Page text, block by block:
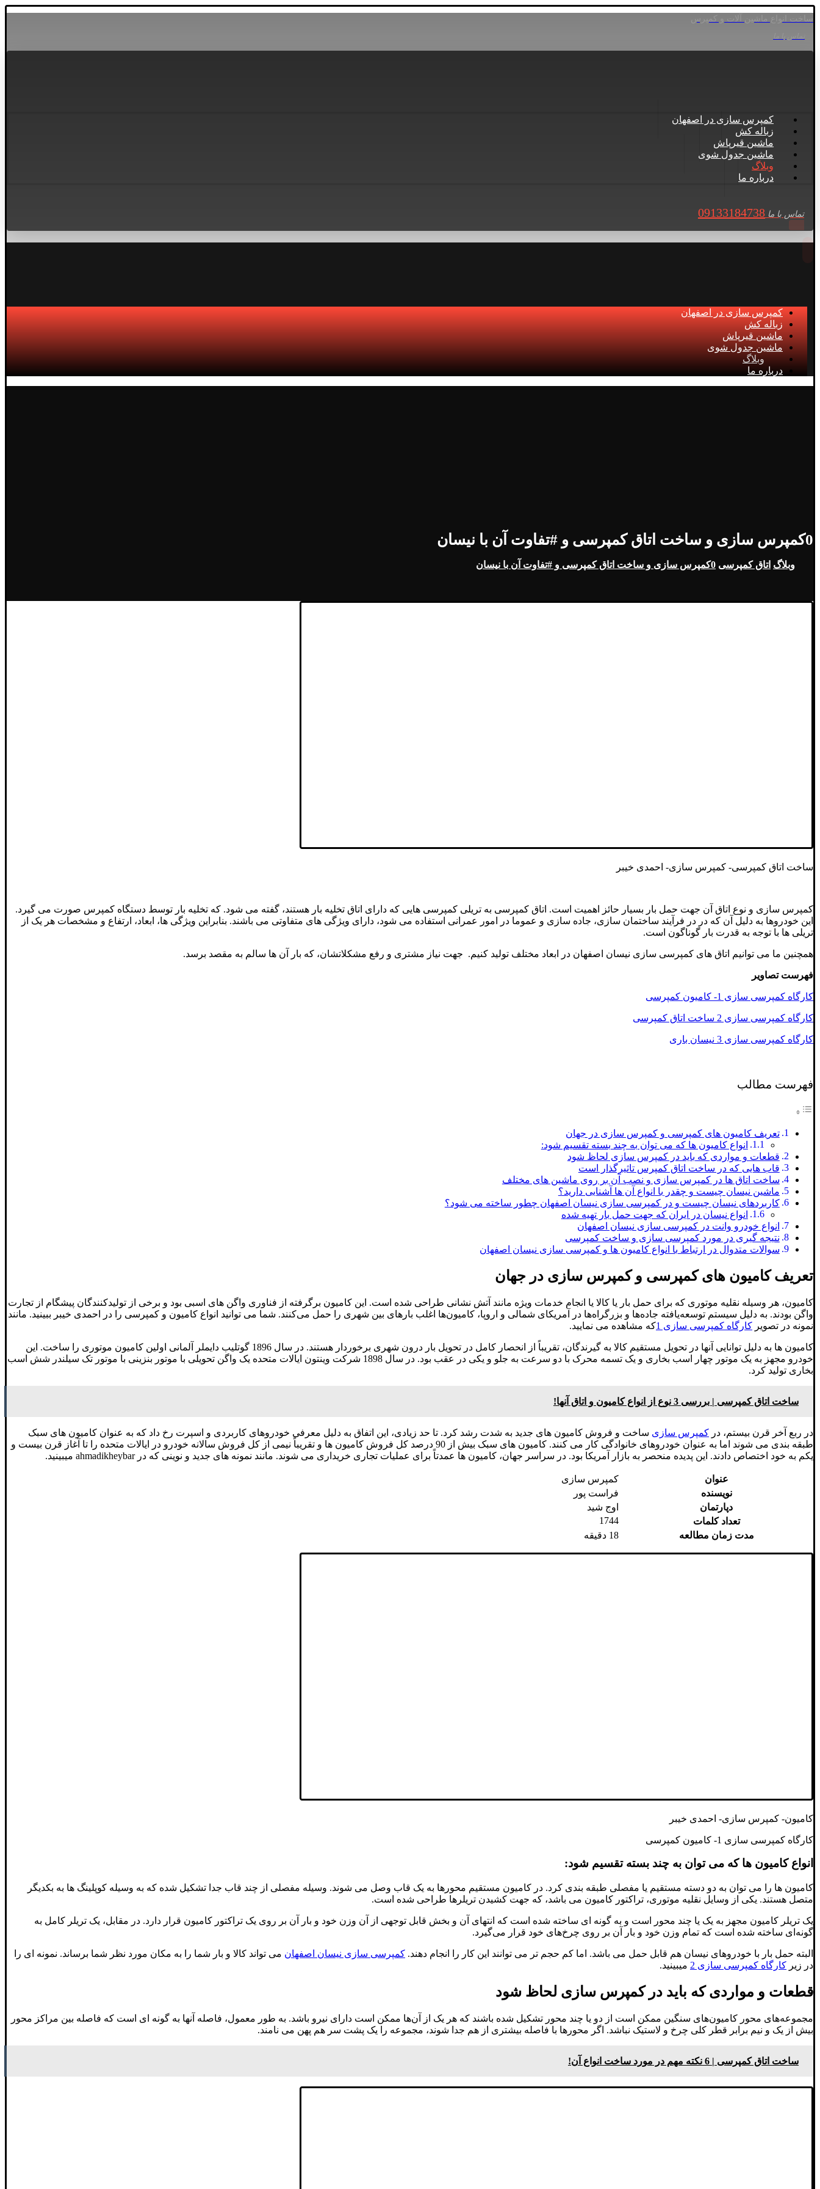
ساخت انواع ماشین آلات و کمپرس
کمپرس سازی در اصفهان
زباله کش
ماشین قیرپاش
ماشین جدول شوی
وبلاگ
درباره ما
تماس با ما 09133184738
کمپرس سازی در اصفهان
زباله کش
ماشین قیرپاش
ماشین جدول شوی
وبلاگ
درباره ما
0کمپرس سازی و ساخت اتاق کمپرسی و #تفاوت آن با نیسان
وبلاگ اتاق کمپرسی 0کمپرس سازی و ساخت اتاق کمپرسی و #تفاوت آن با نیسان
ساخت اتاق کمپرسی- کمپرس سازی- احمدی خیبر
کمپرس سازی و نوع اتاق آن جهت حمل بار بسیار حائز اهمیت است. اتاق کمپرسی به تریلی کمپرسی هایی که دارای اتاق تخلیه بار هستند، گفته می شود. که تخلیه بار توسط دستگاه کمپرس صورت می گیرد.
این خودروها به دلیل آن که در در فرآیند ساختمان سازی، جاده سازی و عموما در امور عمرانی استفاده می شود، دارای ویژگی های متفاوتی می باشند. بنابراین ویژگی ها، ابعاد، ارتفاع و مشخصات هر یک از
تریلی ها با توجه به قدرت بار گوناگون است.
همچنین ما می توانیم اتاق های کمپرسی سازی نیسان اصفهان در ابعاد مختلف تولید کنیم. جهت نیاز مشتری و رفع مشکلاتشان، که بار آن ها سالم به مقصد برسد.
فهرست تصاویر
کارگاه کمپرسی سازی 1- کامیون کمپرسی
کارگاه کمپرسی سازی 2 ساخت اتاق کمپرسی
کارگاه کمپرسی سازی 3 نیسان باری
فهرست مطالب
تعریف کامیون های کمپرسی و کمپرس سازی در جهان
انواع کامیون ها که می توان به چند بسته تقسیم شود:
قطعات و مواردی که باید در کمپرس سازی لحاظ شود
قاب هایی که در ساخت اتاق کمپرس تاثیرگذار است
ساخت اتاق ها در کمپرس سازی و نصب آن بر روی ماشین های مختلف
ماشین نیسان چیست و چقدر با انواع آن ها آشنایی دارید؟
کاربردهای نیسان چیست و در کمپرسی سازی نیسان اصفهان چطور ساخته می شود؟
انواع نیسان در ایران که جهت حمل بار تهیه شده
انواع خودرو وانت در کمپرسی سازی نیسان اصفهان
نتیجه گیری در مورد کمپرسی سازی و ساخت کمپرسی
سوالات متدوال در ارتباط با انواع کامیون ها و کمپرسی سازی نیسان اصفهان
تعریف کامیون های کمپرسی و کمپرس سازی در جهان
کامیون، هر وسیله نقلیه موتوری که برای حمل بار یا کالا یا انجام خدمات ویژه مانند آتش نشانی طراحی شده است. این کامیون برگرفته از فناوری واگن های اسبی بود و برخی از تولیدکنندگان پیشگام از تجارت
واگن بودند. به دلیل سیستم توسعه‌یافته جاده‌ها و بزرگراه‌ها در آمریکای شمالی و اروپا، کامیون‌ها اغلب بارهای بین شهری را حمل می‌کنند. شما می توانید انواع کامیون و کمپرسی را در احمدی خیبر ببینید. مانند
نمونه در تصویر کارگاه کمپرسی سازی 1 که مشاهده می نمایید.
کامیون ها به دلیل توانایی آنها در تحویل مستقیم کالا به گیرندگان، تقریباً از انحصار کامل در تحویل بار درون شهری برخوردار هستند. در سال 1896 گوتلیب دایملر آلمانی اولین کامیون موتوری را ساخت. این
خودرو مجهز به یک موتور چهار اسب بخاری و یک تسمه محرک با دو سرعت به جلو و یکی در عقب بود. در سال 1898 شرکت وینتون ایالات متحده یک واگن تحویلی با موتور بنزینی با موتور تک سیلندر شش اسب
بخاری تولید کرد.
ساخت اتاق کمپرسی | بررسی 3 نوع از انواع کامیون و اتاق آنها!
در ربع آخر قرن بیستم، در کمپرس سازی ساخت و فروش کامیون های جدید به شدت رشد کرد. تا حد زیادی، این اتفاق به دلیل معرفی خودروهای کاربردی و اسپرت رخ داد که به عنوان کامیون های سبک
طبقه بندی می شوند اما به عنوان خودروهای خانوادگی کار می کنند. کامیون های سبک بیش از 90 درصد کل فروش کامیون ها و تقریباً نیمی از کل فروش سالانه خودرو در ایالات متحده را تا آغاز قرن بیست و
یکم به خود اختصاص دادند. این پدیده منحصر به بازار آمریکا بود. در سراسر جهان، کامیون ها عمدتاً برای عملیات تجاری خریداری می شوند. مانند نمونه های جدید و نوینی که در ahmadikheybar میبینید.
عنوان
کمپرس سازی
نویسنده
فراست پور
دپارتمان
اوج شید
تعداد کلمات
1744
مدت زمان مطالعه
18 دقیقه
کامیون- کمپرس سازی- احمدی خیبر
کارگاه کمپرسی سازی 1- کامیون کمپرسی
انواع کامیون ها که می توان به چند بسته تقسیم شود:
کامیون ها را می توان به دو دسته مستقیم یا مفصلی طبقه بندی کرد. در کامیون مستقیم محورها به یک قاب وصل می شوند. وسیله مفصلی از چند قاب جدا تشکیل شده که به وسیله کوپلینگ ها به بکدیگر
متصل هستند. یکی از وسایل نقلیه موتوری، تراکتور کامیون می باشد، که جهت کشیدن تریلرها طراحی شده است.
یک تریلر کامیون مجهز به یک یا چند محور است و به گونه ای ساخته شده است که انتهای آن و بخش قابل توجهی از آن وزن خود و بار آن بر روی یک تراکتور کامیون قرار دارد. در مقابل، یک تریلر کامل به
گونه‌ای ساخته شده است که تمام وزن خود و بار آن بر روی چرخ‌های خود قرار می‌گیرد.
البته حمل بار با خودروهای نیسان هم قابل حمل می باشد. اما کم حجم تر می توانند این کار را انجام دهند. کمپرسی سازی نیسان اصفهان می تواند کالا و بار شما را به مکان مورد نظر شما برساند. نمونه ای را
در زیر کارگاه کمپرسی سازی 2 میبینید.
قطعات و مواردی که باید در کمپرس سازی لحاظ شود
مجموعه‌های محور کامیون‌های سنگین ممکن است از دو یا چند محور تشکیل شده باشند که هر یک از آن‌ها ممکن است دارای نیرو باشد. به طور معمول، فاصله آنها به گونه ای است که فاصله بین مراکز محور
بیش از یک و نیم برابر قطر کلی چرخ و لاستیک نباشد. اگر محورها با فاصله بیشتری از هم جدا شوند، مجموعه را یک پشت سر هم پهن می نامند.
ساخت اتاق کمپرسی | 6 نکته مهم در مورد ساخت انواع آن!